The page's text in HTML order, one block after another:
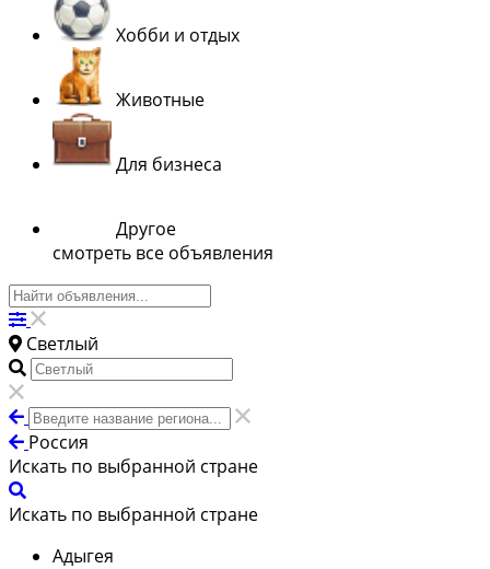
Хобби и отдых
Животные
Для бизнеса
Другое
смотреть все объявления
Светлый
Россия
Искать по выбранной стране
Искать по выбранной стране
Адыгея